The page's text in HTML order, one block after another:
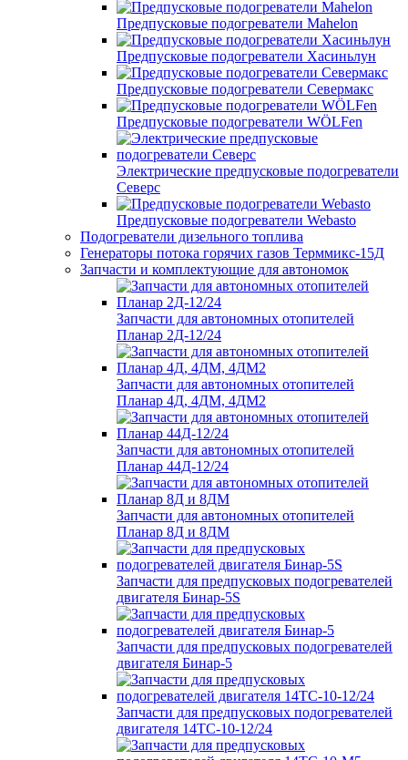
Предпусковые подогреватели Mahelon
Предпусковые подогреватели Хасиньлун
Предпусковые подогреватели Севермакс
Предпусковые подогреватели WÖLFen
Электрические предпусковые подогреватели
Северс
Предпусковые подогреватели Webasto
Подогреватели дизельного топлива
Генераторы потока горячих газов Терммикс-15Д
Запчасти и комплектующие для автономок
Запчасти для автономных отопителей
Планар 2Д-12/24
Запчасти для автономных отопителей
Планар 4Д, 4ДМ, 4ДМ2
Запчасти для автономных отопителей
Планар 44Д-12/24
Запчасти для автономных отопителей
Планар 8Д и 8ДМ
Запчасти для предпусковых подогревателей
двигателя Бинар-5S
Запчасти для предпусковых подогревателей
двигателя Бинар-5
Запчасти для предпусковых подогревателей
двигателя 14ТС-10-12/24